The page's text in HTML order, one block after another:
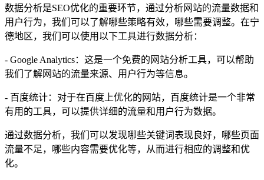
数据分析是SEO优化的重要环节，通过分析网站的流量数据和
用户行为，我们可以了解哪些策略有效，哪些需要调整。在宁
德地区，我们可以使用以下工具进行数据分析：
- Google Analytics：这是一个免费的网站分析工具，可以帮助
我们了解网站的流量来源、用户行为等信息。
- 百度统计：对于在百度上优化的网站，百度统计是一个非常
有用的工具，可以提供详细的流量和用户行为数据。
通过数据分析，我们可以发现哪些关键词表现良好，哪些页面
流量不足，哪些内容需要优化等，从而进行相应的调整和优
化。